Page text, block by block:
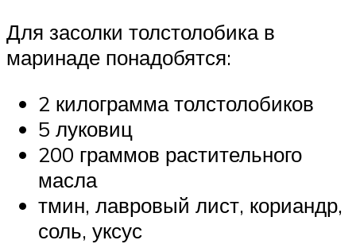
Для засолки толстолобика в
маринаде понадобятся:
2 килограмма толстолобиков
5 луковиц
200 граммов растительного
масла
тмин, лавровый лист, кориандр,
соль, уксус